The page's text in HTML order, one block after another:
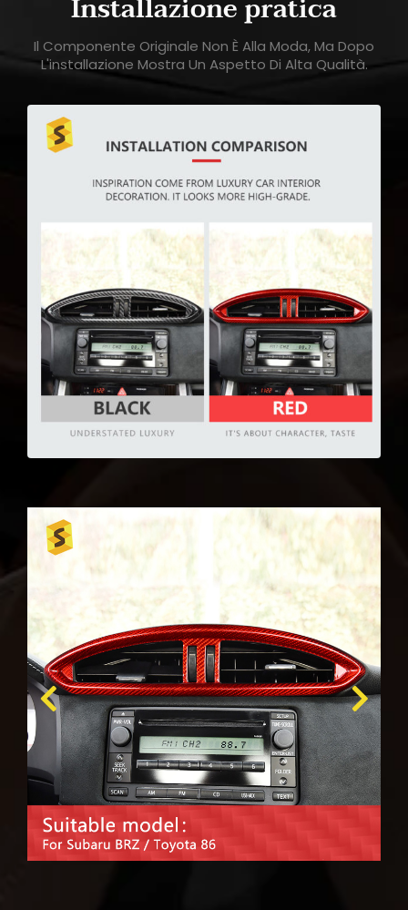
Installazione pratica
Il Componente Originale Non È Alla Moda, Ma Dopo
L'installazione Mostra Un Aspetto Di Alta Qualità.